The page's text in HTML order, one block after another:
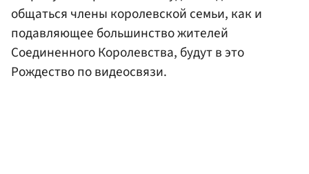
общаться члены королевской семьи, как и
подавляющее большинство жителей
Соединенного Королевства, будут в это
Рождество по видеосвязи.